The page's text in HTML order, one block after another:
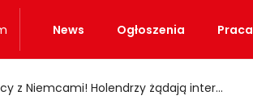
News Ogłoszenia Praca
zdradzają, jak „wytrenować” organizm